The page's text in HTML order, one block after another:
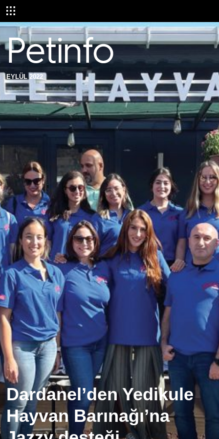
EYLÜL 2022
Dardanel’den Yedikule
Hayvan Barınağı’na